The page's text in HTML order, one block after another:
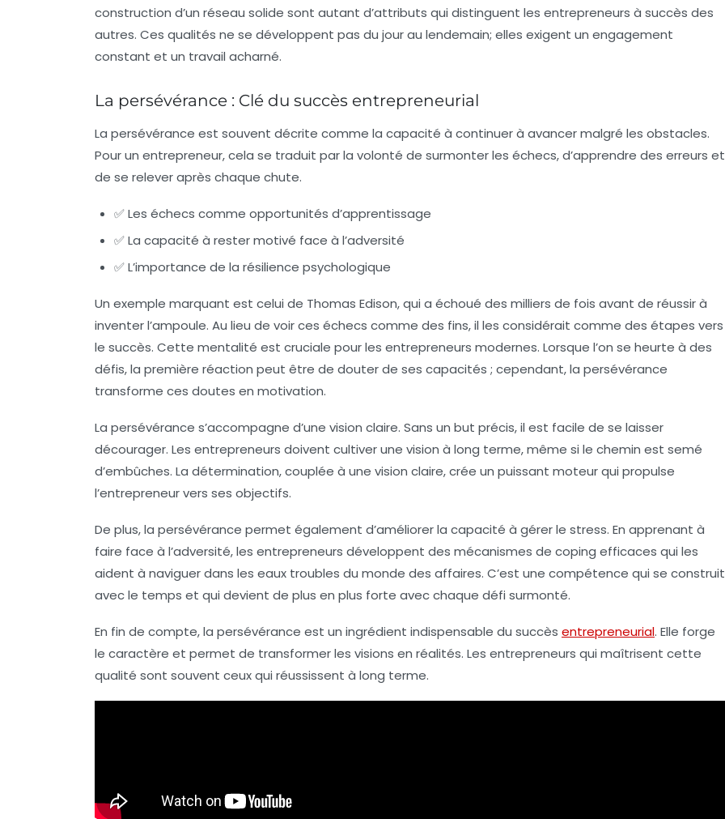
construction d’un réseau solide sont autant d’attributs qui distinguent les entrepreneurs à succès des
autres. Ces qualités ne se développent pas du jour au lendemain; elles exigent un engagement
constant et un travail acharné.
La persévérance : Clé du succès entrepreneurial
La persévérance est souvent décrite comme la capacité à continuer à avancer malgré les obstacles.
Pour un entrepreneur, cela se traduit par la volonté de surmonter les échecs, d’apprendre des erreurs et
de se relever après chaque chute.
✅ Les échecs comme opportunités d’apprentissage
✅ La capacité à rester motivé face à l’adversité
✅ L’importance de la résilience psychologique
Un exemple marquant est celui de Thomas Edison, qui a échoué des milliers de fois avant de réussir à
inventer l’ampoule. Au lieu de voir ces échecs comme des fins, il les considérait comme des étapes vers
le succès. Cette mentalité est cruciale pour les entrepreneurs modernes. Lorsque l’on se heurte à des
défis, la première réaction peut être de douter de ses capacités ; cependant, la persévérance
transforme ces doutes en motivation.
La persévérance s’accompagne d’une vision claire. Sans un but précis, il est facile de se laisser
décourager. Les entrepreneurs doivent cultiver une vision à long terme, même si le chemin est semé
d’embûches. La détermination, couplée à une vision claire, crée un puissant moteur qui propulse
l’entrepreneur vers ses objectifs.
De plus, la persévérance permet également d’améliorer la capacité à gérer le stress. En apprenant à
faire face à l’adversité, les entrepreneurs développent des mécanismes de coping efficaces qui les
aident à naviguer dans les eaux troubles du monde des affaires. C’est une compétence qui se construit
avec le temps et qui devient de plus en plus forte avec chaque défi surmonté.
En fin de compte, la persévérance est un ingrédient indispensable du succès entrepreneurial. Elle forge
le caractère et permet de transformer les visions en réalités. Les entrepreneurs qui maîtrisent cette
qualité sont souvent ceux qui réussissent à long terme.